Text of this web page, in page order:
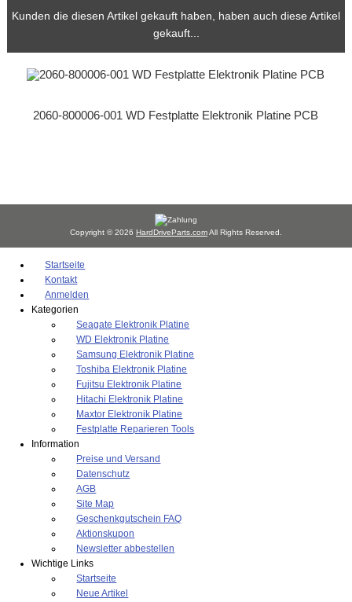
Kunden die diesen Artikel gekauft haben, haben auch diese Artikel
gekauft...
2060-800006-001 WD Festplatte Elektronik Platine PCB
Copyright © 2026 HardDriveParts.comAll Rights Reserved.
Startseite
Kontakt
Anmelden
Kategorien
Seagate Elektronik Platine
WD Elektronik Platine
Samsung Elektronik Platine
Toshiba Elektronik Platine
Fujitsu Elektronik Platine
Hitachi Elektronik Platine
Maxtor Elektronik Platine
Festplatte Reparieren Tools
Information
Preise und Versand
Datenschutz
AGB
Site Map
Geschenkgutschein FAQ
Aktionskupon
Newsletter abbestellen
Wichtige Links
Startseite
Neue Artikel